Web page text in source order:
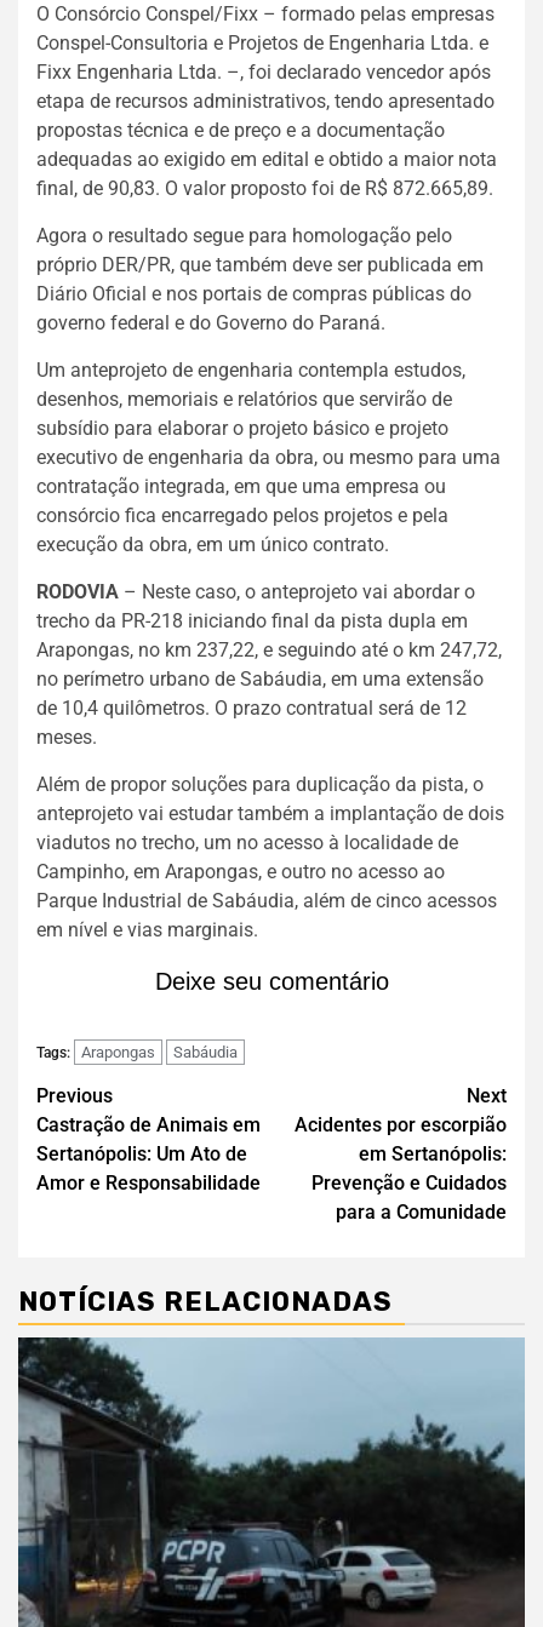
O Consórcio Conspel/Fixx – formado pelas empresas
Conspel-Consultoria e Projetos de Engenharia Ltda. e
Fixx Engenharia Ltda. –, foi declarado vencedor após
etapa de recursos administrativos, tendo apresentado
propostas técnica e de preço e a documentação
adequadas ao exigido em edital e obtido a maior nota
final, de 90,83. O valor proposto foi de R$ 872.665,89.
Agora o resultado segue para homologação pelo
próprio DER/PR, que também deve ser publicada em
Diário Oficial e nos portais de compras públicas do
governo federal e do Governo do Paraná.
Um anteprojeto de engenharia contempla estudos,
desenhos, memoriais e relatórios que servirão de
subsídio para elaborar o projeto básico e projeto
executivo de engenharia da obra, ou mesmo para uma
contratação integrada, em que uma empresa ou
consórcio fica encarregado pelos projetos e pela
execução da obra, em um único contrato.
RODOVIA – Neste caso, o anteprojeto vai abordar o
trecho da PR-218 iniciando final da pista dupla em
Arapongas, no km 237,22, e seguindo até o km 247,72,
no perímetro urbano de Sabáudia, em uma extensão
de 10,4 quilômetros. O prazo contratual será de 12
meses.
Além de propor soluções para duplicação da pista, o
anteprojeto vai estudar também a implantação de dois
viadutos no trecho, um no acesso à localidade de
Campinho, em Arapongas, e outro no acesso ao
Parque Industrial de Sabáudia, além de cinco acessos
em nível e vias marginais.
Deixe seu comentário
Tags: Arapongas Sabáudia
Previous
Castração de Animais em
Sertanópolis: Um Ato de
Amor e Responsabilidade
Next
Acidentes por escorpião
em Sertanópolis:
Prevenção e Cuidados
para a Comunidade
NOTÍCIAS RELACIONADAS